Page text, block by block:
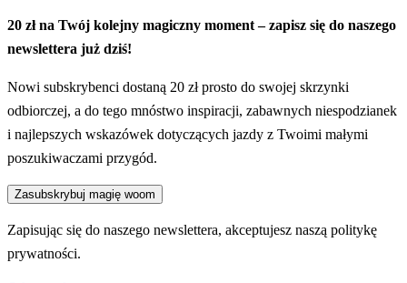
20 zł na Twój kolejny magiczny moment – zapisz się do naszego
newslettera już dziś!
Nowi subskrybenci dostaną 20 zł prosto do swojej skrzynki
odbiorczej, a do tego mnóstwo inspiracji, zabawnych niespodzianek
i najlepszych wskazówek dotyczących jazdy z Twoimi małymi
poszukiwaczami przygód.
Zasubskrybuj magię woom
Zapisując się do naszego newslettera, akceptujesz naszą politykę
prywatności.